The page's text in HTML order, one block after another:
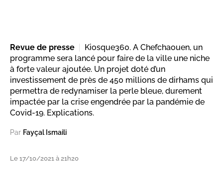
Revue de presse
Kiosque360. A Chefchaouen, un
programme sera lancé pour faire de la ville une niche
à forte valeur ajoutée. Un projet doté d’un
investissement de près de 450 millions de dirhams qui
permettra de redynamiser la perle bleue, durement
impactée par la crise engendrée par la pandémie de
Covid-19. Explications.
Par Fayçal Ismaili
Le 17/10/2021 à 21h20